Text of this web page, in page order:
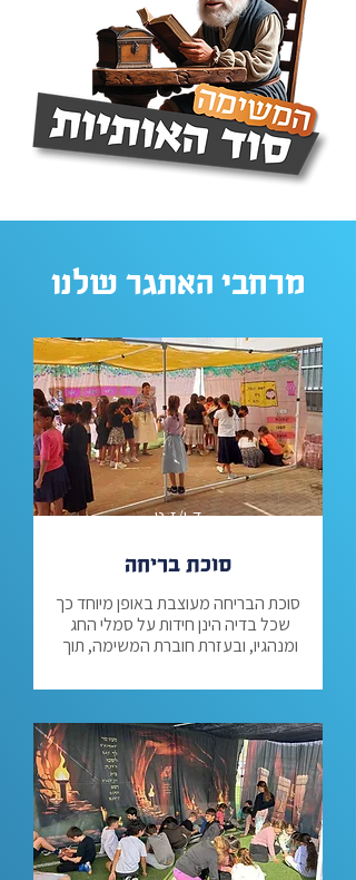
מרחבי האתגר שלנו
ד-ו/ז-ט
סוכת בריחה
שיתוף פעולה קבוצתי, יתבקשו לפצח
היכרות ולמידה מפתיעה ומרתקת על
מרחבי האתגר וההרפתקאות שלנו הם
פעילות ייחודית, בפיתוח יוצא דופן של
מחלקת התוכן שלנו אנו מגיעים עד
אליכם עם 3 מרחבי ענק בגודל 15 מ"ר